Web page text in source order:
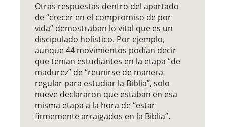
Otras respuestas dentro del apartado
de “crecer en el compromiso de por
vida” demostraban lo vital que es un
discipulado holístico. Por ejemplo,
aunque 44 movimientos podían decir
que tenían estudiantes en la etapa “de
madurez” de “reunirse de manera
regular para estudiar la Biblia”, solo
nueve declararon que estaban en esa
misma etapa a la hora de “estar
firmemente arraigados en la Biblia”.